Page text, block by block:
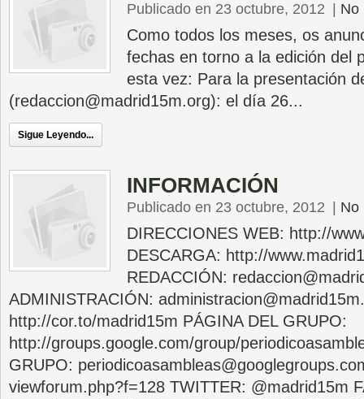
Publicado en 23 octubre, 2012 No
Como todos los meses, os
fechas en torno a la edición del
esta vez: Para la presentación
(redaccion@madrid15m.org): el día 26...
Sigue Leyendo...
INFORMACIÓN
Publicado en 23 octubre, 2012 No
DIRECCIONES WEB: http://
DESCARGA: http://
REDACCIÓN:
ADMINISTRACIÓN:
http://cor.to/madrid15m PÁGINA DEL GRUPO:
http://groups.google.com/group/
GRUPO:
viewforum.php?f=128 TWITTER: @madrid15m